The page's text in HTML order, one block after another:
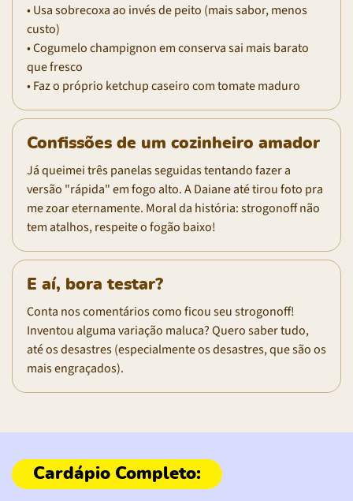
• Usa sobrecoxa ao invés de peito (mais sabor, menos
custo)
• Cogumelo champignon em conserva sai mais barato
que fresco
• Faz o próprio ketchup caseiro com tomate maduro
Confissões de um cozinheiro amador
Já queimei três panelas seguidas tentando fazer a
versão "rápida" em fogo alto. A Daiane até tirou foto pra
me zoar eternamente. Moral da história: strogonoff não
tem atalhos, respeite o fogão baixo!
E aí, bora testar?
Conta nos comentários como ficou seu strogonoff!
Inventou alguma variação maluca? Quero saber tudo,
até os desastres (especialmente os desastres, que são os
mais engraçados).